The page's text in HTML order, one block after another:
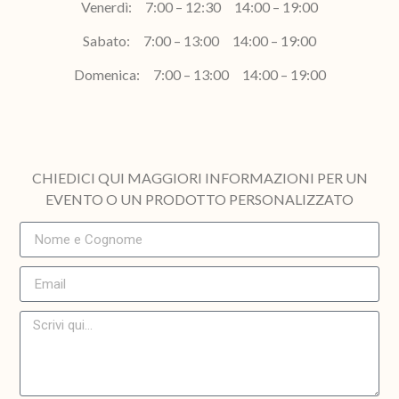
Venerdì: 7:00 – 12:30 14:00 – 19:00
Sabato: 7:00 – 13:00 14:00 – 19:00
Domenica: 7:00 – 13:00 14:00 – 19:00
CHIEDICI QUI MAGGIORI INFORMAZIONI PER UN
EVENTO O UN PRODOTTO PERSONALIZZATO